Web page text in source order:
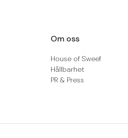
Om oss
House of Sweef
Hållbarhet
PR & Press